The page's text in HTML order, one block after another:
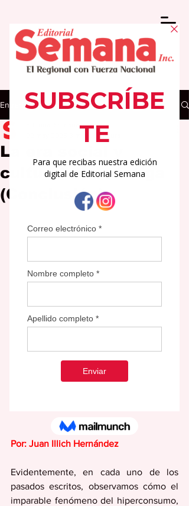
Entrada
La era social y
cultural de la fatiga
(Conclusión)
3 min de lectura
Por: Juan Illich Hernández
Evidentemente, en cada uno de los
pasados escritos, observamos cómo el
imparable fenómeno del hiperconsumo,